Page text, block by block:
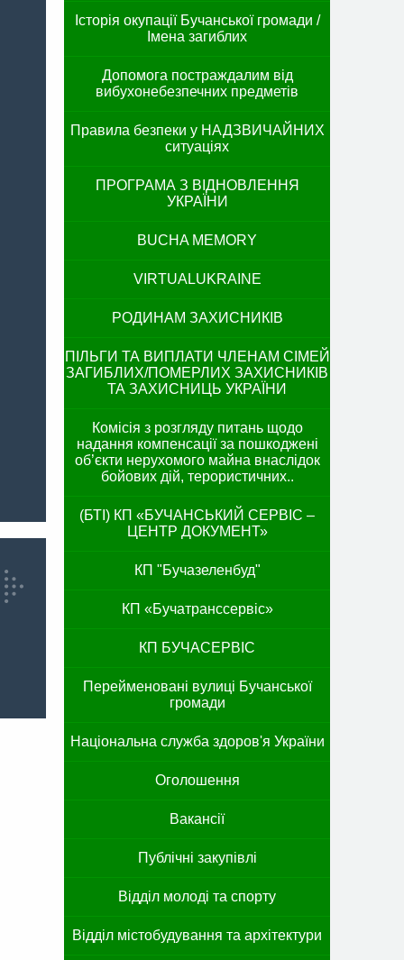
Історія окупації Бучанської громади /
Імена загиблих
Допомога постраждалим від
вибухонебезпечних предметів
Правила безпеки у НАДЗВИЧАЙНИХ
ситуаціях
ПРОГРАМА З ВІДНОВЛЕННЯ
УКРАЇНИ
BUCHA MEMORY
VIRTUALUKRAINE
РОДИНАМ ЗАХИСНИКІВ
ПІЛЬГИ ТА ВИПЛАТИ ЧЛЕНАМ СІМЕЙ
ЗАГИБЛИХ/ПОМЕРЛИХ ЗАХИСНИКІВ
ТА ЗАХИСНИЦЬ УКРАЇНИ
Комісія з розгляду питань щодо
надання компенсації за пошкоджені
об’єкти нерухомого майна внаслідок
бойових дій, терористичних..
(БТІ) КП «БУЧАНСЬКИЙ СЕРВІС –
ЦЕНТР ДОКУМЕНТ»
КП "Бучазеленбуд"
КП «Бучатранссервіс»
КП БУЧАСЕРВІС
Перейменовані вулиці Бучанської
громади
Національна служба здоров'я України
Оголошення
Вакансії
Публічні закупівлі
Відділ молоді та спорту
Відділ містобудування та архітектури